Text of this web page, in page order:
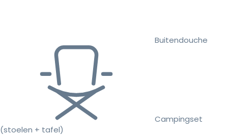
Buitendouche
Campingset
(stoelen + tafel)